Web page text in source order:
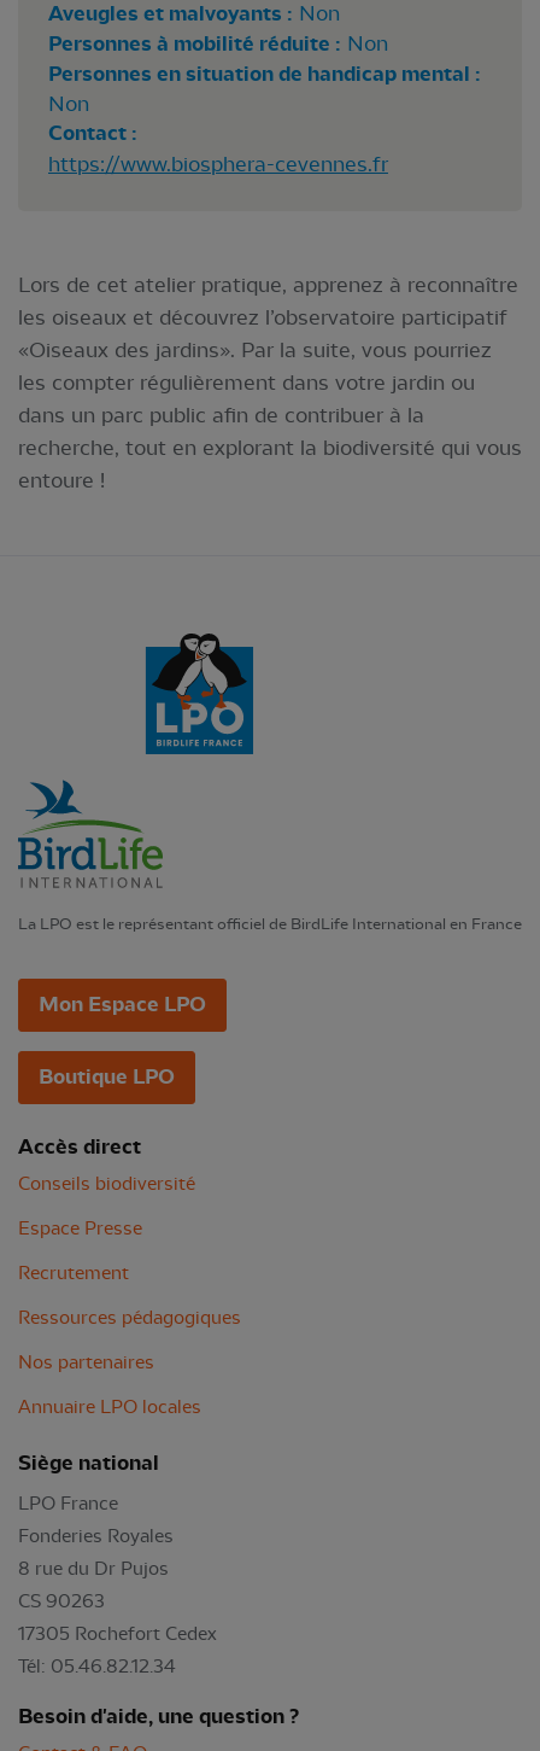
Aveugles et malvoyants : Non
Personnes à mobilité réduite : Non
Personnes en situation de handicap mental :
Non
Contact :
https://www.biosphera-cevennes.fr
Lors de cet atelier pratique, apprenez à reconnaître
les oiseaux et découvrez l’observatoire participatif
«Oiseaux des jardins». Par la suite, vous pourriez
les compter régulièrement dans votre jardin ou
dans un parc public afin de contribuer à la
recherche, tout en explorant la biodiversité qui vous
entoure !
La LPO est le représentant officiel de BirdLife International en France
Mon Espace LPO
Boutique LPO
Accès direct
Conseils biodiversité
Espace Presse
Recrutement
Ressources pédagogiques
Nos partenaires
Annuaire LPO locales
Siège national
LPO France
Fonderies Royales
8 rue du Dr Pujos
CS 90263
17305 Rochefort Cedex
Tél: 05.46.82.12.34
Besoin d'aide, une question ?